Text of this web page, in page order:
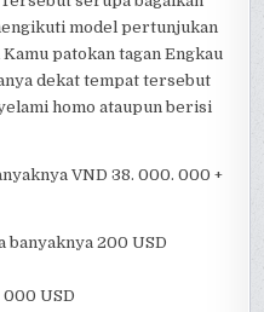
model pertunjukan
patokan tagan Engkau
dekat tempat tersebut
homo ataupun berisi
VND 38. 000. 000 +
banyaknya 200 USD
000 USD